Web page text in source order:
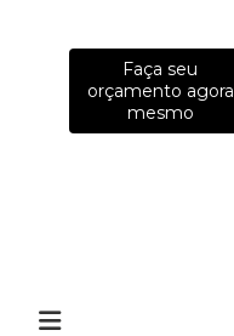
Faça seu
orçamento agora
mesmo